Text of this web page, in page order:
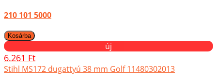
210 101 5000
új
6.261 Ft
Stihl MS172 dugattyú 38 mm Golf 11480302013